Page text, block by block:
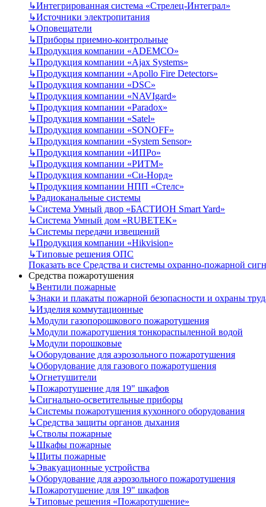
↳Интегрированная система «Стрелец-Интеграл»
↳Источники электропитания
↳Оповещатели
↳Приборы приемно-контрольные
↳Продукция компании «ADEMCO»
↳Продукция компании «Ajax Systems»
↳Продукция компании «Apollo Fire Detectors»
↳Продукция компании «DSC»
↳Продукция компании «NAVIgard»
↳Продукция компании «Paradox»
↳Продукция компании «Satel»
↳Продукция компании «SONOFF»
↳Продукция компании «System Sensor»
↳Продукция компании «ИПРо»
↳Продукция компании «РИТМ»
↳Продукция компании «Си-Норд»
↳Продукция компании НПП «Стелс»
↳Радиоканальные системы
↳Система Умный двор «БАСТИОН Smart Yard»
↳Система Умный дом «RUBETEK»
↳Системы передачи извещений
↳Продукция компании «Hikvision»
↳Типовые решения ОПС
Показать все Средства и системы охранно-пожарной
Средства пожаротушения
↳Вентили пожарные
↳Знаки и плакаты пожарной безопасности и охраны
↳Изделия коммутационные
↳Модули газопорошкового пожаротушения
↳Модули пожаротушения тонкораспыленной водой
↳Модули порошковые
↳Оборудование для аэрозольного пожаротушения
↳Оборудование для газового пожаротушения
↳Огнетушители
↳Пожаротушение для 19" шкафов
↳Сигнально-осветительные приборы
↳Системы пожаротушения кухонного оборудования
↳Средства защиты органов дыхания
↳Стволы пожарные
↳Шкафы пожарные
↳Щиты пожарные
↳Эвакуационные устройства
↳Оборудование для аэрозольного пожаротушения
↳Пожаротушение для 19" шкафов
↳Типовые решения «Пожаротушение»